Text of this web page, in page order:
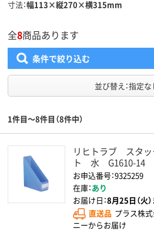
寸法 幅113×縦270×横315mm
全8商品あります
条件で絞り込む
並び替え：指定な
1件目～8件目（8件中）
リヒトラブ スタ
ト 水 G1610-14 （
お申込番号：9325259
在庫：あり
お届け日：8月25日（火
直送品 プラス株
ニーからお届け